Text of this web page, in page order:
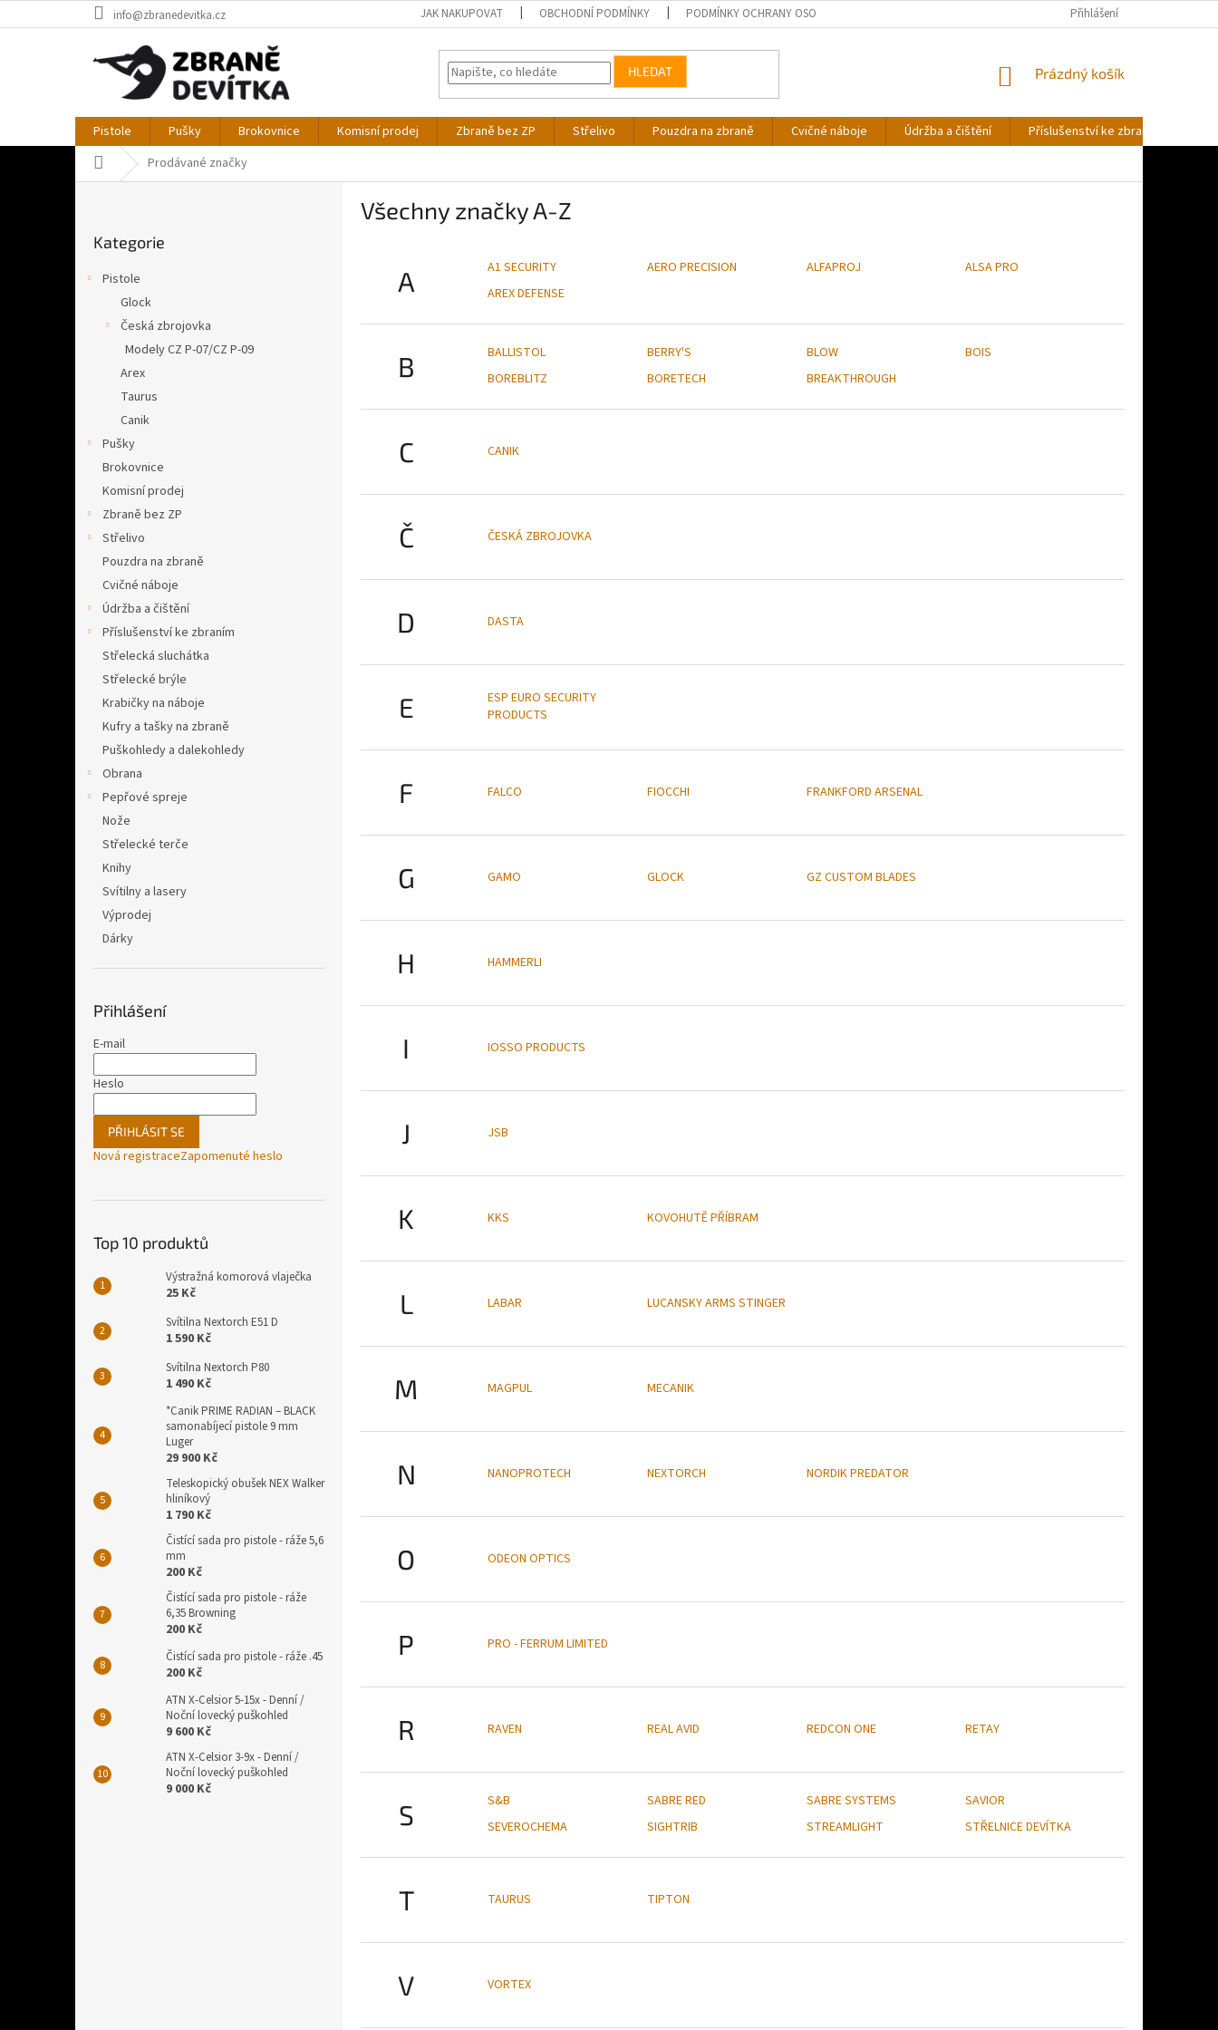
na
info@zbranedevitka.cz JAK NAKUPOVAT OBCHODNÍ PODMÍNKY PODMÍNKY OCHRANY OSOBNÍCH ÚDAJŮ Přihlášení
HLEDAT
NÁKUPNÍ
Prázdný košík
Pistole Pušky Brokovnice Komisní prodej Zbraně bez ZP Střelivo Pouzdra na zbraně Cvičné náboje Údržba a čištění Příslušenství ke zbraním
Domů Prodávané značky
kategorie
Kategorie
Pistole
Glock
Česká zbrojovka
Modely CZ P-07/CZ P-09
Arex
Taurus
Canik
Pušky
Brokovnice
Komisní prodej
Zbraně bez ZP
Střelivo
Pouzdra na zbraně
Cvičné náboje
Údržba a čištění
Příslušenství ke zbraním
Střelecká sluchátka
Střelecké brýle
Krabičky na náboje
Kufry a tašky na zbraně
Puškohledy a dalekohledy
Obrana
Pepřové spreje
Nože
Střelecké terče
Knihy
Svítilny a lasery
Výprodej
Dárky
Přihlášení
E-mail
Heslo
PŘIHLÁSIT SE
Nová registraceZapomenuté heslo
Top 10 produktů
Výstražná komorová vlaječka
25 Kč
Svítilna Nextorch E51 D
1 590 Kč
Svítilna Nextorch P80
1 490 Kč
*Canik PRIME RADIAN – BLACK
samonabíjecí pistole 9 mm
Luger
29 900 Kč
Teleskopický obušek NEX Walker
hliníkový
1 790 Kč
Čistící sada pro pistole - ráže 5,6
mm
200 Kč
Čistící sada pro pistole - ráže
6,35 Browning
200 Kč
Čistící sada pro pistole - ráže .45
200 Kč
ATN X-Celsior 5-15x - Denní /
Noční lovecký puškohled
9 600 Kč
ATN X-Celsior 3-9x - Denní /
Noční lovecký puškohled
9 000 Kč
Všechny značky A-Z
A A1 SECURITY AERO PRECISION ALFAPROJ
ALSA PRO
AREX DEFENSE
B BALLISTOL BERRY'S BLOW
BOIS
BOREBLITZ
BORETECH BREAKTHROUGH
C CANIK
Č ČESKÁ ZBROJOVKA
D DASTA
E
ESP EURO SECURITY
PRODUCTS
F FALCO FIOCCHI FRANKFORD ARSENAL
G GAMO GLOCK GZ CUSTOM BLADES
H HAMMERLI
I IOSSO PRODUCTS
J JSB
K KKS KOVOHUTĚ PŘÍBRAM
L LABAR LUCANSKY ARMS STINGER
M MAGPUL MECANIK
N NANOPROTECH NEXTORCH NORDIK PREDATOR
O ODEON OPTICS
P PRO - FERRUM LIMITED
R RAVEN REAL AVID REDCON ONE RETAY
S S&B SABRE RED SABRE SYSTEMS
SAVIOR
SEVEROCHEMA
SIGHTRIB STREAMLIGHT STŘELNICE DEVÍTKA
T TAURUS TIPTON
V VORTEX